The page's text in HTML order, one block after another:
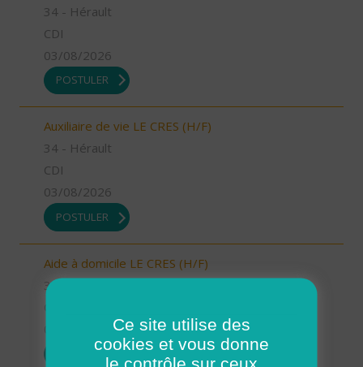
34 - Hérault
CDI
03/08/2026
POSTULER
Auxiliaire de vie LE CRES (H/F)
34 - Hérault
CDI
03/08/2026
POSTULER
Aide à domicile LE CRES (H/F)
34 - Hérault
POSTULER
Ce site utilise des
cookies et vous donne
le contrôle sur ceux